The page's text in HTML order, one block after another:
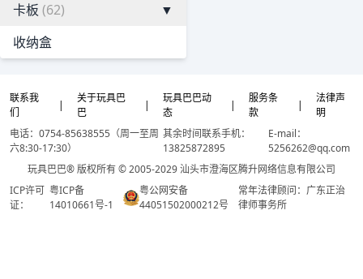
卡板 (62)
▼
收纳盒
联系我
们
|
关于玩具巴
巴
|
玩具巴巴动
态
|
服务条
款
|
法律声
明
电话：0754-85638555（周一至周
六8:30-17:30）
其余时间联系手机：
13825872895
E-mail：
5256262@qq.com
玩具巴巴® 版权所有 © 2005-2029 汕头市澄海区腾升网络信息有限公司
ICP许可
证：
粤ICP备
14010661号-1
粤公网安备
44051502000212号
常年法律顾问：广东正治
律师事务所